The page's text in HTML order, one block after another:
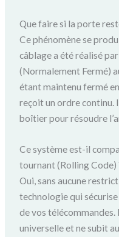
Que faire si la porte
Ce phénomène se
câblage a été réalisé
(Normalement Fermé)
étant maintenu fermé
reçoit un ordre continu.
boîtier pour résoudre
Ce système est-il
tournant (Rolling Code)
Oui, sans aucune
technologie qui
de vos télécommandes.
universelle et ne subit